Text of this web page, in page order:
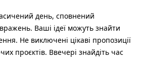
день, сповнений
Ваші ідеї можуть знайти
Не виключені цікаві пропозиції
проєктів. Ввечері знайдіть час